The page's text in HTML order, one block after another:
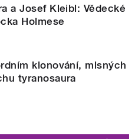
a Josef Kleibl: Vědecké
Holmese
klonování, mlsných
tyranosaura